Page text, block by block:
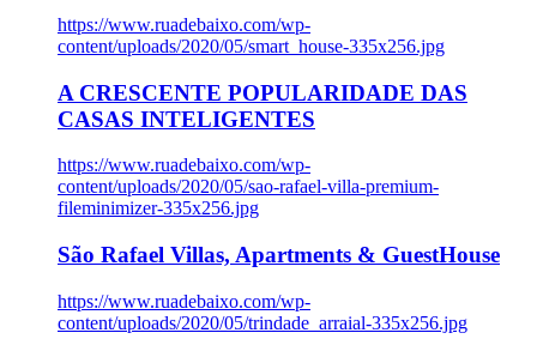
https://www.ruadebaixo.com/wp-
content/uploads/2020/05/smart_house-335x256.jpg
A CRESCENTE POPULARIDADE DAS
CASAS INTELIGENTES
https://www.ruadebaixo.com/wp-
content/uploads/2020/05/sao-rafael-villa-premium-
fileminimizer-335x256.jpg
São Rafael Villas, Apartments & GuestHouse
https://www.ruadebaixo.com/wp-
content/uploads/2020/05/trindade_arraial-335x256.jpg